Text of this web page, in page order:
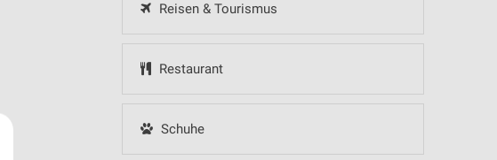
Reisen & Tourismus
Restaurant
Schuhe